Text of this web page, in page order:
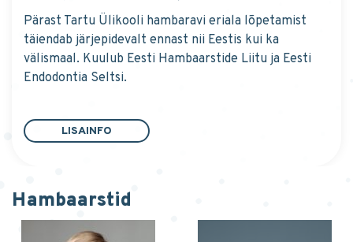
Pärast Tartu Ülikooli hambaravi eriala lõpetamist
täiendab järjepidevalt ennast nii Eestis kui ka
välismaal. Kuulub Eesti Hambaarstide Liitu ja Eesti
Endodontia Seltsi.
LISAINFO
Hambaarstid